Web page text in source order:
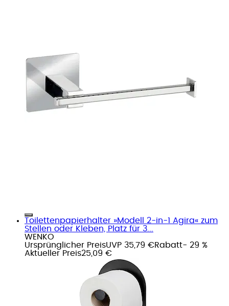
Toilettenpapierhalter »Modell 2-in-1 Agira« zum
Stellen oder Kleben, Platz für 3...
WENKO
Ursprünglicher PreisUVP 35,79 €Rabatt- 29 %
Aktueller Preis25,09 €